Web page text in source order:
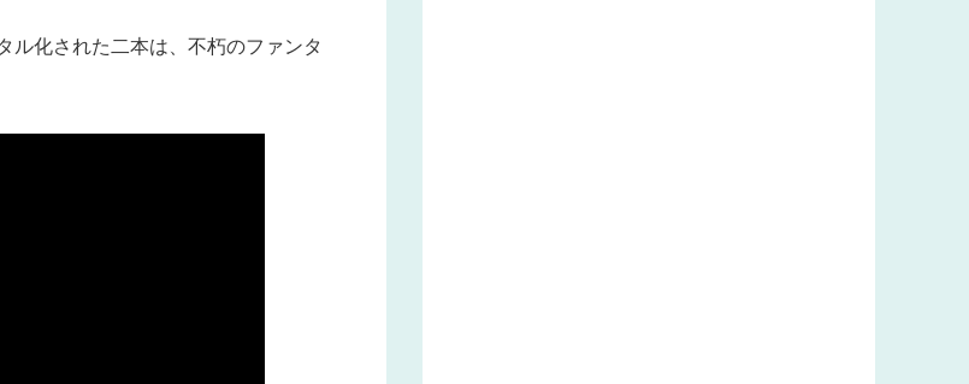
ル化された二本は、不朽のファンタ